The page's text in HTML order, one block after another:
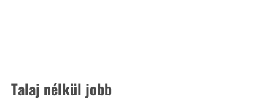
Talaj nélkül jobb